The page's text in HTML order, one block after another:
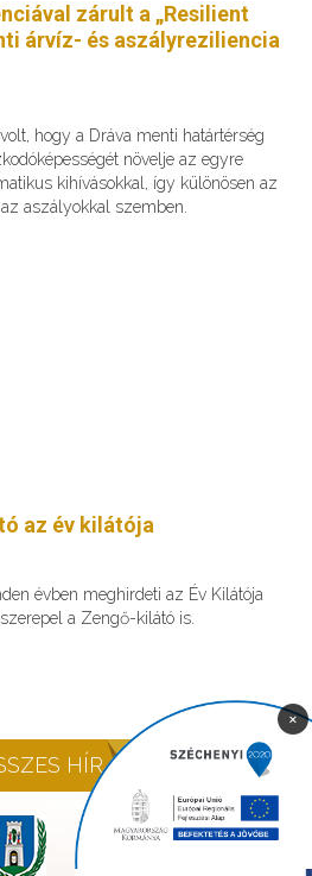
zárult a „Resilient
árvíz- és aszályreziliencia
hogy a Dráva menti határtérség
növelje az egyre
kihívásokkal, így különösen az
aszályokkal szemben.
az év kilátója
évben meghirdeti az Év Kilátója
a Zengő-kilátó is.
HÍR
×